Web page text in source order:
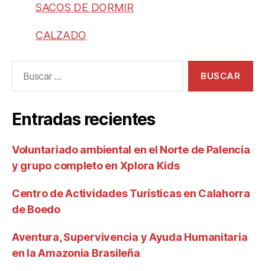
SACOS DE DORMIR
CALZADO
Entradas recientes
Voluntariado ambiental en el Norte de Palencia
y grupo completo en Xplora Kids
Centro de Actividades Turísticas en Calahorra
de Boedo
Aventura, Supervivencia y Ayuda Humanitaria
en la Amazonia Brasileña